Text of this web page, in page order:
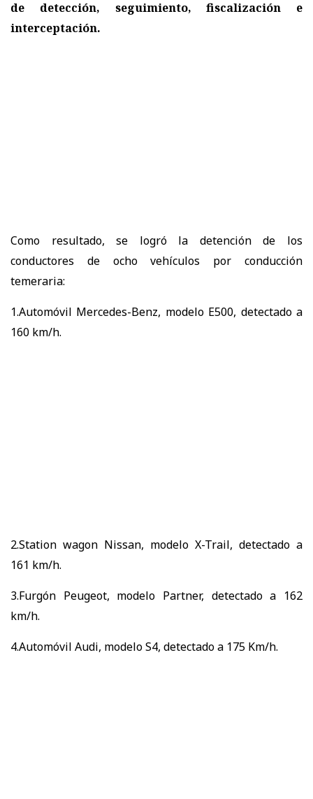
de detección, seguimiento, fiscalización e
interceptación.
Como resultado, se logró la detención de los
conductores de ocho vehículos por conducción
temeraria:
1.Automóvil Mercedes-Benz, modelo E500, detectado a
160 km/h.
2.Station wagon Nissan, modelo X-Trail, detectado a
161 km/h.
3.Furgón Peugeot, modelo Partner, detectado a 162
km/h.
4.Automóvil Audi, modelo S4, detectado a 175 Km/h.